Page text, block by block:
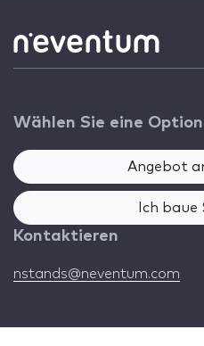
Wählen Sie eine Option
Angebot
Ich baue
Kontaktieren
nstands@neventum.com